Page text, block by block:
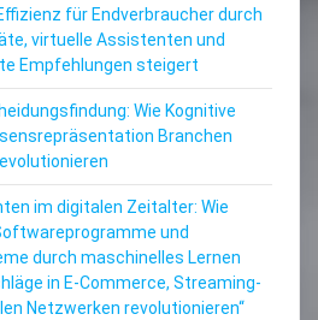
für Endverbraucher durch
virtuelle Assistenten und
Empfehlungen steigert
Wie Kognitive
Branchen
im digitalen Zeitalter: Wie
und
durch maschinelles Lernen
in E-Commerce, Streaming-
Netzwerken revolutionieren“